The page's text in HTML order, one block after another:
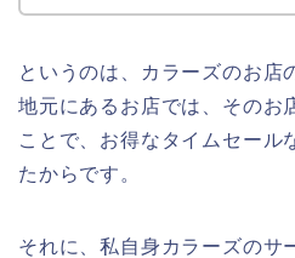
というのは、カラーズのお店
地元にあるお店では、そのお
ことで、お得なタイムセール
たからです。
それに、私自身カラーズのサ